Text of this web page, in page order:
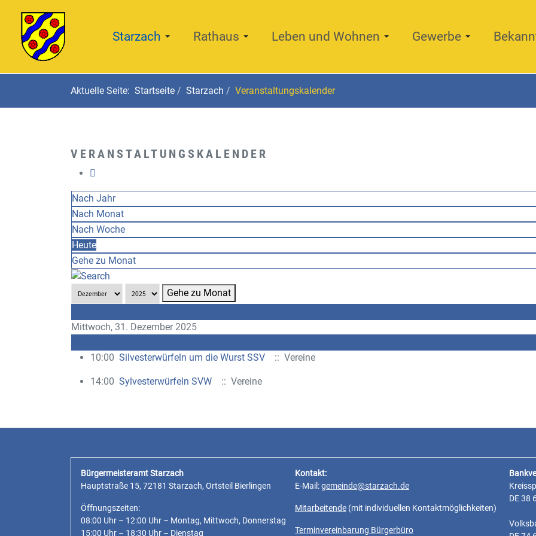
Starzach Rathaus Leben und Wohnen Gewerbe
Aktuelle Seite: Startseite Starzach Veranstaltungskalender
VERANSTALTUNGSKALENDER
Nach Jahr
Nach Monat
Nach Woche
Heute
Gehe zu Monat
Gehe zu Monat
Mittwoch, 31. Dezember 2025
10:00 Silvesterwürfeln um die Wurst SSV :: Vereine
14:00 Sylvesterwürfeln SVW :: Vereine
Bürgermeisteramt Starzach
Hauptstraße 15, 72181 Starzach, Ortsteil Bierlingen
Öffnungszeiten:
08:00 Uhr – 12:00 Uhr – Montag, Mittwoch, Donnerstag
15:00 Uhr – 18:30 Uhr – Dienstag
Kontakt:
E-Mail:gemeinde@starzach.de
Mitarbeitende (mit individuellen Kontaktmöglichkeiten)
Terminvereinbarung Bürgerbüro
DE 38